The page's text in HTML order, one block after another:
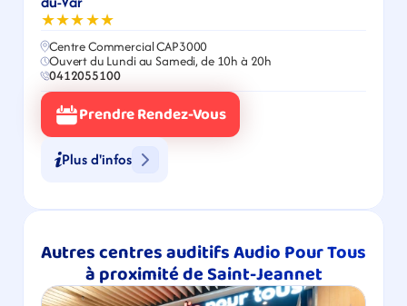
★★★★★
Centre Commercial CAP3000
Ouvert du Lundi au Samedi, de 10h à 20h
0412055100
Prendre Rendez-Vous
Plus d'infos
Autres centres auditifs Audio Pour Tous
à proximité de Saint-Jeannet